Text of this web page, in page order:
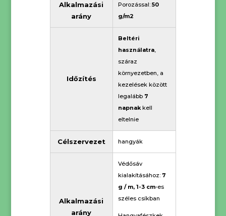
Alkalmazási
arány
Porozással: 50
g/m2
Időzítés
Beltéri
használatra,
száraz
környezetben, a
kezelések között
legalább 7
napnakkell
eltelnie
Célszervezet hangyák
Alkalmazási
arány
Védősáv
kialakításához:7
g / m, 1-3 cm-es
széles csíkban